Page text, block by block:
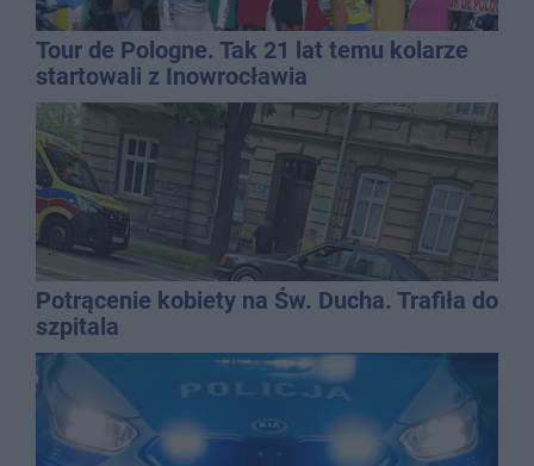
Tour de Pologne. Tak 21 lat temu kolarze
startowali z Inowrocławia
Potrącenie kobiety na Św. Ducha. Trafiła do
szpitala